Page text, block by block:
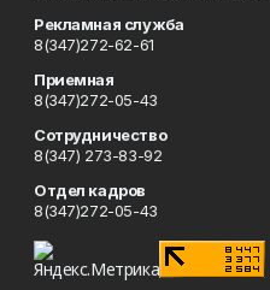
Рекламная служба
8(347)272-62-61
Приемная
8(347)272-05-43
Сотрудничество
8(347) 273-83-92
Отдел кадров
8(347)272-05-43